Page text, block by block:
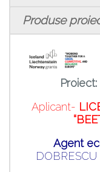
Produse
Aplicant-
Agent
DOBRESCU